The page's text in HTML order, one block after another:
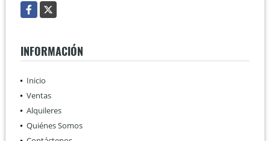
Facebook
X
INFORMACIÓN
Inicio
Ventas
Alquileres
Quiénes Somos